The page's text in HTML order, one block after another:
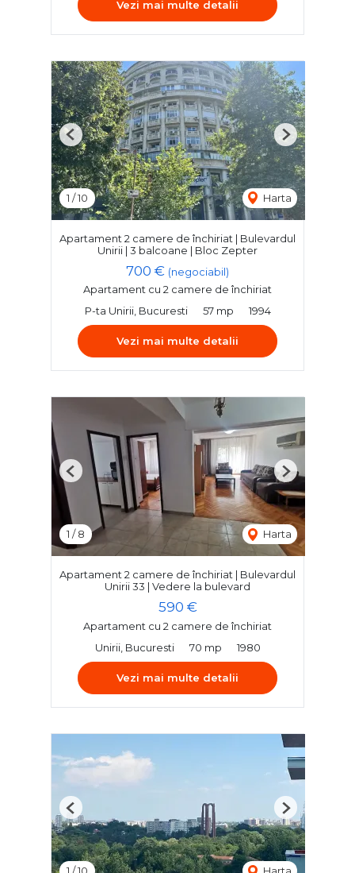
Vezi mai multe detalii
1 /10 Harta
Previous Next
Apartament 2 camere de închiriat | Bulevardul
Unirii | 3 balcoane | Bloc Zepter
700 € (negociabil)
Apartament cu 2 camere de închiriat
P-ta Unirii, Bucuresti
57 mp 1994
Vezi mai multe detalii
1 /8 Harta
Previous Next
Apartament 2 camere de închiriat | Bulevardul
Unirii 33 | Vedere la bulevard
590 €
Apartament cu 2 camere de închiriat
Unirii, Bucuresti
70 mp 1980
Vezi mai multe detalii
Previous Next